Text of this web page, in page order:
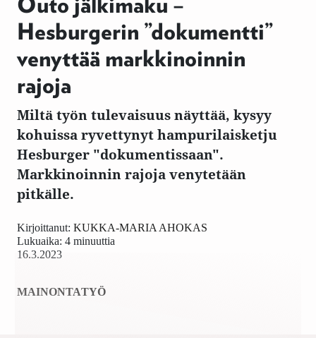
Outo jälkimaku –
Hesburgerin ”dokumentti”
venyttää markkinoinnin
rajoja
Miltä työn tulevaisuus näyttää, kysyy
kohuissa ryvettynyt hampurilaisketju
Hesburger "dokumentissaan".
Markkinoinnin rajoja venytetään
pitkälle.
16.3.2023
Kirjoittanut: KUKKA-MARIA AHOKAS
Lukuaika: 4 minuuttia
MAINONTATYÖ